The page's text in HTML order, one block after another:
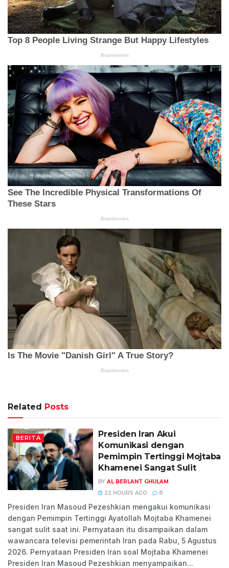
Related Posts
BERITA
Presiden Iran Akui
Komunikasi dengan
Pemimpin Tertinggi Mojtaba
Khamenei Sangat Sulit
BY AL BERLANT GHULAM
22 HOURS AGO
0
Presiden Iran Masoud Pezeshkian mengakui komunikasi
dengan Pemimpin Tertinggi Ayatollah Mojtaba Khamenei
sangat sulit saat ini. Pernyataan itu disampaikan dalam
wawancara televisi pemerintah Iran pada Rabu, 5 Agustus
2026. Pernyataan Presiden Iran soal Mojtaba Khamenei
Presiden Iran Masoud Pezeshkian menyampaikan...